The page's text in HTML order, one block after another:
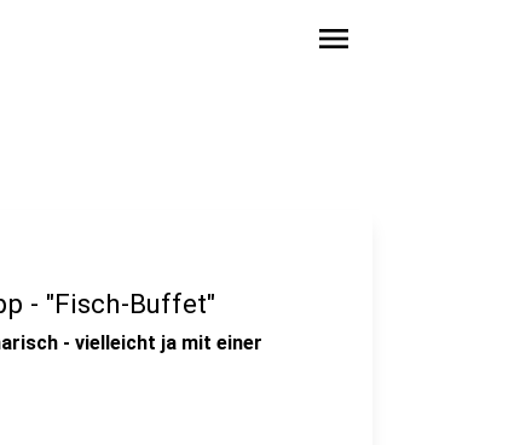
menu
- "Fisch-Buffet"
- vielleicht ja mit einer